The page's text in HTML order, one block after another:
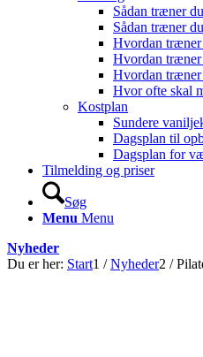
Sådan træner
Sådan træner
Hvordan træner
Hvordan træner
Hvordan træner
Hvor ofte skal
Kostplan
Sundere
Dagsplan til
Dagsplan for
Tilmelding og priser
Søg
Menu Menu
Nyheder
Du er her: Start1 / Nyheder2 /